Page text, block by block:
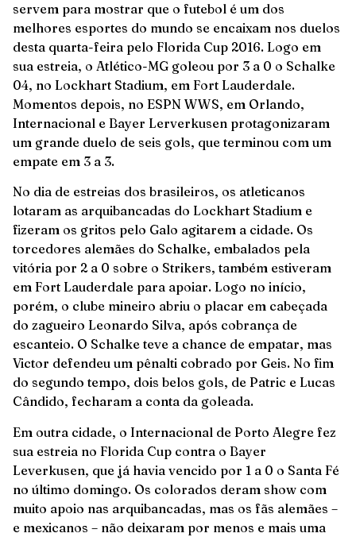
servem para mostrar que o futebol é um dos
melhores esportes do mundo se encaixam nos duelos
desta quarta-feira pelo Florida Cup 2016. Logo em
sua estreia, o Atlético-MG goleou por 3 a 0 o Schalke
04, no Lockhart Stadium, em Fort Lauderdale.
Momentos depois, no ESPN WWS, em Orlando,
Internacional e Bayer Lerverkusen protagonizaram
um grande duelo de seis gols, que terminou com um
empate em 3 a 3.
No dia de estreias dos brasileiros, os atleticanos
lotaram as arquibancadas do Lockhart Stadium e
fizeram os gritos pelo Galo agitarem a cidade. Os
torcedores alemães do Schalke, embalados pela
vitória por 2 a 0 sobre o Strikers, também estiveram
em Fort Lauderdale para apoiar. Logo no início,
porém, o clube mineiro abriu o placar em cabeçada
do zagueiro Leonardo Silva, após cobrança de
escanteio. O Schalke teve a chance de empatar, mas
Victor defendeu um pênalti cobrado por Geis. No fim
do segundo tempo, dois belos gols, de Patric e Lucas
Cândido, fecharam a conta da goleada.
Em outra cidade, o Internacional de Porto Alegre fez
sua estreia no Florida Cup contra o Bayer
Leverkusen, que já havia vencido por 1 a 0 o Santa Fé
no último domingo. Os colorados deram show com
muito apoio nas arquibancadas, mas os fãs alemães –
e mexicanos – não deixaram por menos e mais uma